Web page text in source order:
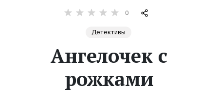
Экранизации
0
Детективы
Ангелочек с
рожками